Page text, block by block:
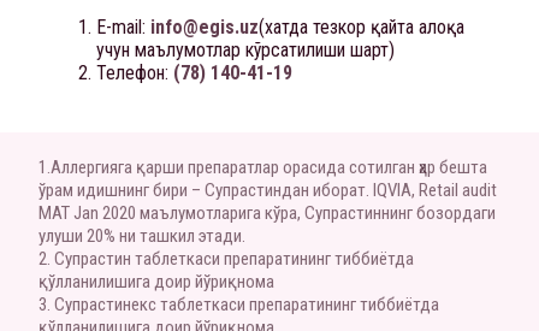
E-mail: info@egis.uz(хатда тезкор қайта алоқа
учун маълумотлар кўрсатилиши шарт)
Телефон: (78) 140-41-19
1.Аллергияга қарши препаратлар орасида сотилган ҳар бешта
ўрам идишнинг бири – Супрастиндан иборат. IQVIA, Retail audit
MAT Jan 2020 маълумотларига кўра, Супрастиннинг бозордаги
улуши 20% ни ташкил этади.
2. Супрастин таблеткаси препаратининг тиббиётда
қўлланилишига доир йўриқнома
3. Супрастинекс таблеткаси препаратининг тиббиётда